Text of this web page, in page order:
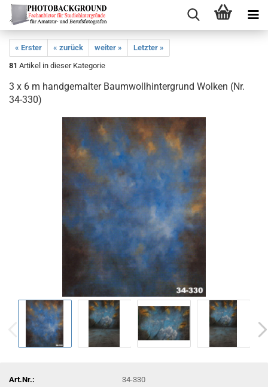
« Erster « zurück weiter »
Letzter »
81 Artikel in dieser Kategorie
3 x 6 m handgemalter Baumwollhintergrund Wolken (Nr.
34-330)
Art.Nr.:
34-330